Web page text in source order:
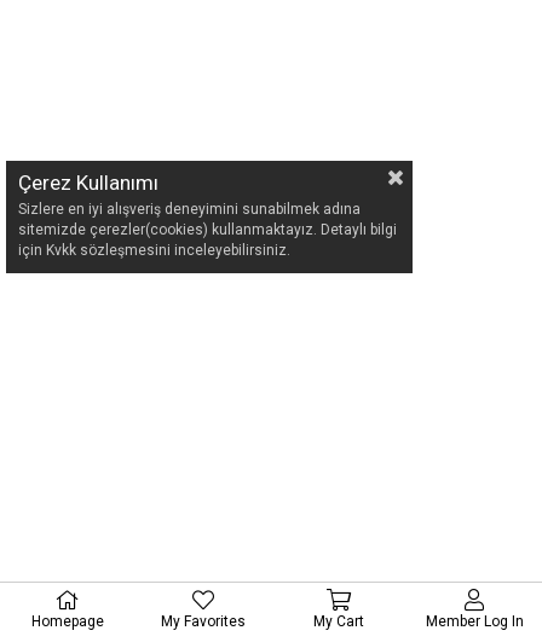
Çerez Kullanımı
Sizlere en iyi alışveriş deneyimini sunabilmek adına
sitemizde çerezler(cookies) kullanmaktayız. Detaylı bilgi
için Kvkk sözleşmesini inceleyebilirsiniz.
Homepage My Favorites My Cart Member Log In